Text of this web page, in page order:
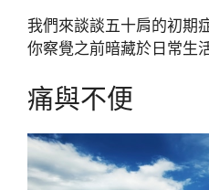
我們來談談五十肩的初期
你察覺之前暗藏於日常生
痛與不便